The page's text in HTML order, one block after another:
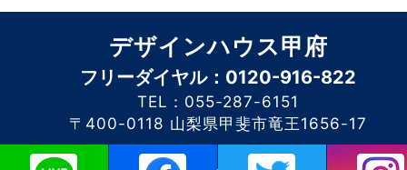
デザインハウス甲府
フリーダイヤル：0120-916-822
TEL：055-287-6151
〒400-0118 山梨県甲斐市竜王1656-17
このホームページに掲載されるコンテンツの無断転載を禁止いたします。デザイン